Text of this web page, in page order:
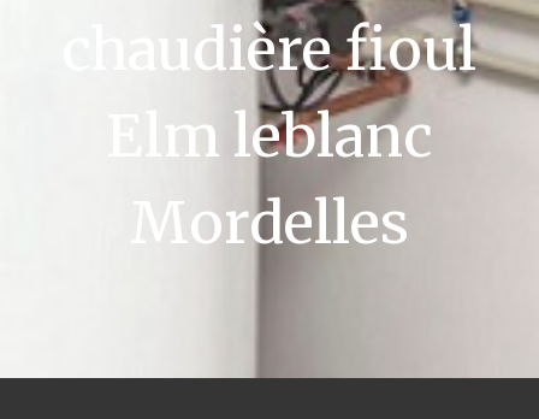
chaudière fioul
Elm leblanc
Mordelles